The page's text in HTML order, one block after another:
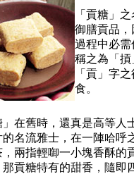
「貢糖」
御膳貢品
過程中必
稱之為「
「貢」字
食。
」在舊時，還真是高等人
的名流雅士，在一陣哈呼
，兩指輕啣一小塊香酥的
那貢糖特有的甜香，隨即